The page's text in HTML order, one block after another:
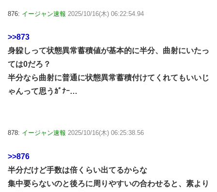
876: イージャン速報 2025/10/16(木) 06:22:54.94
>>873
身躱しって状態異常蓄積値が基本的に半分、曲射にいたっ
ては0だろ？
半分なら曲射に普通に状態異常蓄積付けてくれてもいいじ
ゃんって思うｶﾞﾅｰ…
878: イージャン速報 2025/10/16(木) 06:25:38.56
>>876
半分だけど手数は倍くらい出てるからな
集中要らないのと後ろに周りやすいの合わせると、素より